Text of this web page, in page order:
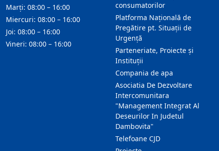
consumatorilor
Platforma Națională de
Pregătire pt. Situații de
Urgență
Parteneriate, Proiecte și
Instituții
Compania de apa
Asociatia De Dezvoltare
Intercomunitara
"Management Integrat Al
Deseurilor In Judetul
Dambovita"
Telefoane CJD
Marți: 08:00 – 16:00
Miercuri: 08:00 – 16:00
Joi: 08:00 – 16:00
Vineri: 08:00 – 16:00